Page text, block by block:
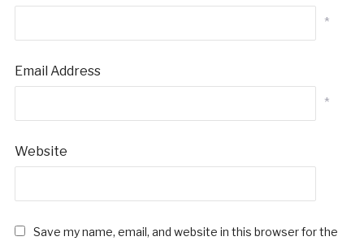
*
Email Address
*
Website
Save my name, email, and website in this browser for the